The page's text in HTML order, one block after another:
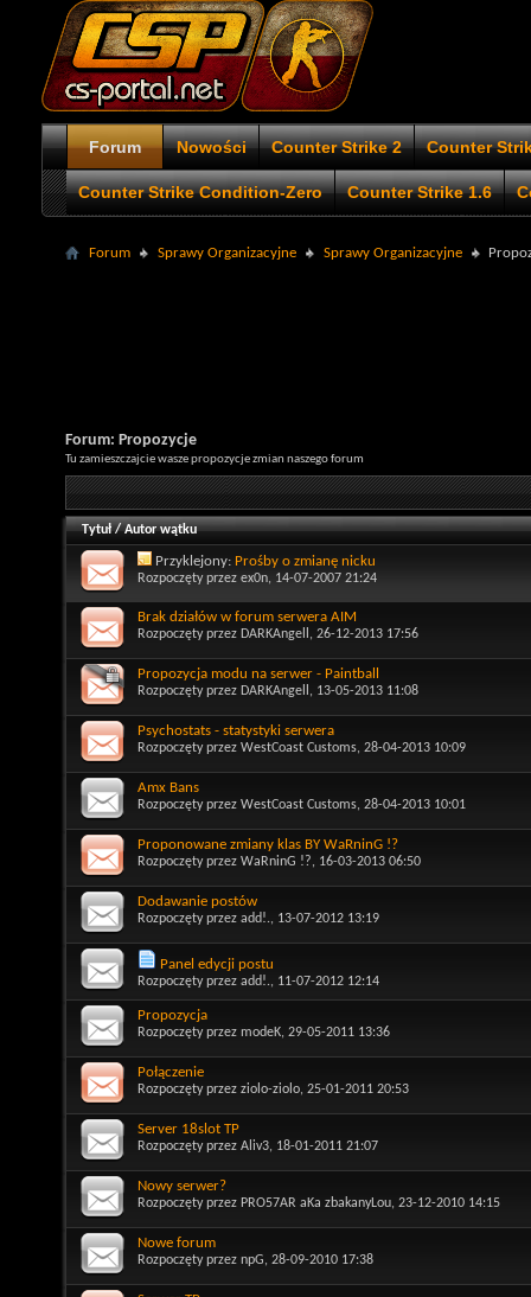
Forum Nowości Counter Strike 2 Counter
Counter Strike Condition-Zero Counter Strike 1.6
Forum Sprawy Organizacyjne Sprawy Organizacyjne
Forum: Propozycje
Tu zamieszczajcie wasze propozycje zmian naszego forum
Tytuł/Autor wątku
Przyklejony: Prośby o zmianę nicku
Rozpoczęty przez ex0n, 14-07-2007 21:24
Brak działów w forum serwera AIM
Rozpoczęty przez DARKAngell , 26-12-2013 17:56
Propozycja modu na serwer - Paintball
Rozpoczęty przez DARKAngell , 13-05-2013 11:08
Psychostats - statystyki serwera
Rozpoczęty przez WestCoast Customs, 28-04-2013 10:09
Amx Bans
Rozpoczęty przez WestCoast Customs, 28-04-2013 10:01
Proponowane zmiany klas BY WaRninG !?
Rozpoczęty przez WaRninG !?, 16-03-2013 06:50
Dodawanie postów
Rozpoczęty przez add!., 13-07-2012 13:19
Panel edycji postu
Rozpoczęty przez add!., 11-07-2012 12:14
Propozycja
Rozpoczęty przez modeK, 29-05-2011 13:36
Połączenie
Rozpoczęty przez ziolo-ziolo, 25-01-2011 20:53
Server 18slot TP
Rozpoczęty przez Aliv3, 18-01-2011 21:07
Nowy serwer?
Rozpoczęty przez PRO57AR aKa zbakanyLou, 23-12-2010 14:15
Nowe forum
Rozpoczęty przez npG, 28-09-2010 17:38